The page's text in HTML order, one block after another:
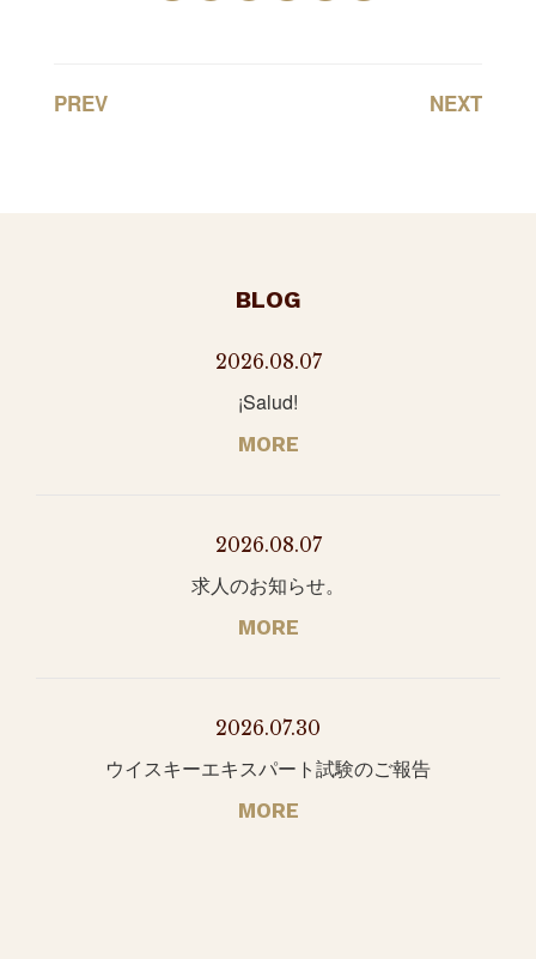
PREV NEXT
BLOG
2026.08.07
¡Salud!
MORE
2026.08.07
求人のお知らせ。
MORE
2026.07.30
ウイスキーエキスパート試験のご報告
MORE